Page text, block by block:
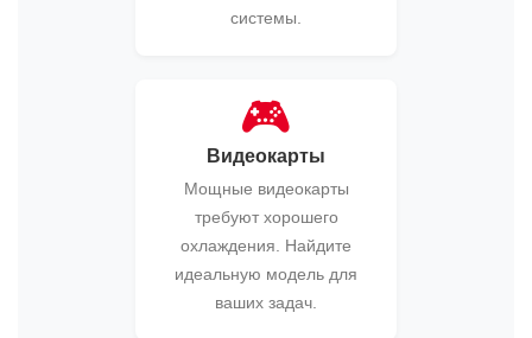
системы.
🎮
Видеокарты
Мощные видеокарты
требуют хорошего
охлаждения. Найдите
идеальную модель для
ваших задач.